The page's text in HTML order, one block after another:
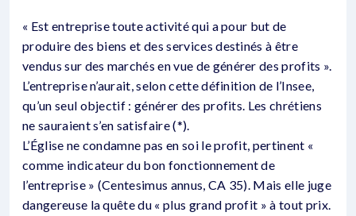
« Est entreprise toute activité qui a pour but de
produire des biens et des services destinés à être
vendus sur des marchés en vue de générer des profits ».
L’entreprise n’aurait, selon cette définition de l’Insee,
qu’un seul objectif : générer des profits. Les chrétiens
ne sauraient s’en satisfaire (*).
L’Église ne condamne pas en soi le profit, pertinent «
comme indicateur du bon fonctionnement de
l’entreprise » (Centesimus annus, CA 35). Mais elle juge
dangereuse la quête du « plus grand profit » à tout prix.